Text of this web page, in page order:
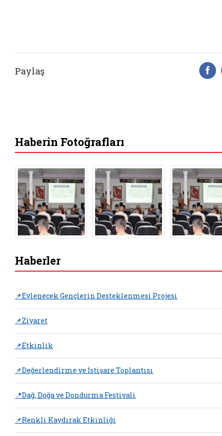
Paylaş
Haberin Fotoğrafları
Haberler
📌Evlenecek Gençlerin Desteklenmesi Projesi
📌Ziyaret
📌Etkinlik
📌Değerlendirme ve İstişare Toplantısı
📍Dağ, Doğa ve Dondurma Festivali
📌Renkli Kaydırak Etkinliği